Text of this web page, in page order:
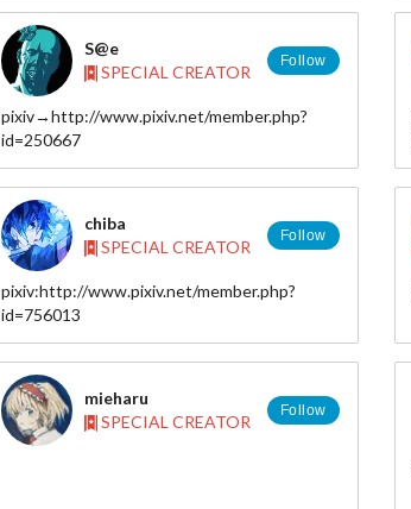
pixiv:http://pixiv.me/hutaba_cho
twitter:hutaba_cho
S@e
SPECIAL CREATOR
Follow
pixiv→http://www.pixiv.net/member.php?
id=250667
chiba
SPECIAL CREATOR
Follow
pixiv:http://www.pixiv.net/member.php?
id=756013
mieharu
SPECIAL CREATOR
Follow